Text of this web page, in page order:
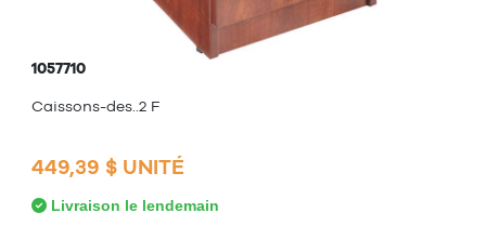
1057710
Caissons-des..2 F
449,39 $ UNITÉ
Livraison le lendemain